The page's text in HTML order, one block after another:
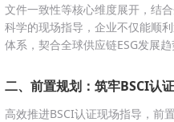
文件一致性等核心维度展开，结
科学的现场指导，企业不仅能顺
体系，契合全球供应链ESG发展趋
二、前置规划：筑牢BSCI认
高效推进BSCI认证现场指导，前